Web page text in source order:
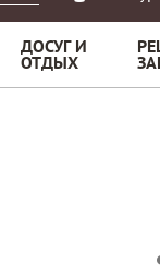
ДОСУГ И
ОТДЫХ